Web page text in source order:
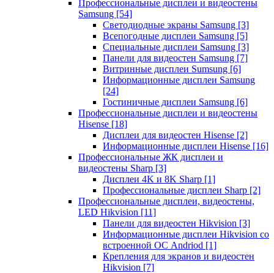
Профессиональные дисплеи и видеостены
Samsung [54]
Светодиодные экраны Samsung [3]
Всепогодные дисплеи Samsung [5]
Специальные дисплеи Samsung [3]
Панели для видеостен Samsung [7]
Витринные дисплеи Sumsung [6]
Информационные дисплеи Samsung
[24]
Гостиничные дисплеи Samsung [6]
Профессиональные дисплеи и видеостены
Hisense [18]
Дисплеи для видеостен Hisense [2]
Информационные дисплеи Hisense [16]
Профессиональные ЖК дисплеи и
видеостены Sharp [3]
Дисплеи 4K и 8K Sharp [1]
Профессиональные дисплеи Sharp [2]
Профессиональные дисплеи, видеостены,
LED Hikvision [11]
Панели для видеостен Hikvision [3]
Информационные дисплеи Hikvision со
встроенной ОС Andriod [1]
Крепления для экранов и видеостен
Hikvision [7]